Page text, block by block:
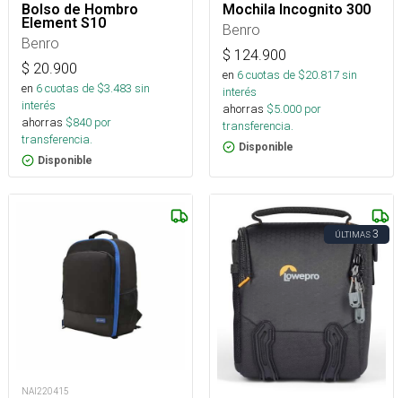
Bolso de Hombro
Element S10
Benro
$ 20.900
en 6cuotas de $3.483 sin
interés
ahorras $840 por
transferencia.
Disponible
Mochila Incognito 300
Benro
$ 124.900
en 6cuotas de $20.817sin
interés
ahorras $5.000 por
transferencia.
Disponible
NAI220415
ÚLTIMAS3